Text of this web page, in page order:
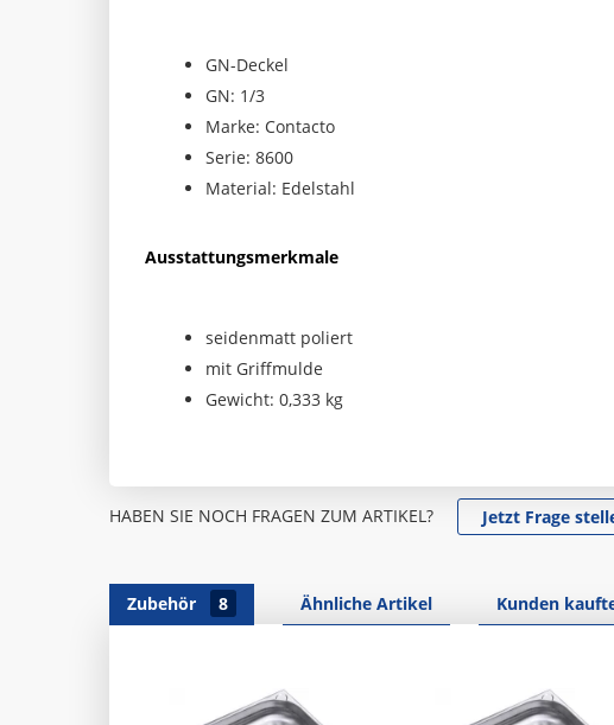
GN-Deckel
GN: 1/3
Marke: Contacto
Serie: 8600
Material: Edelstahl
Ausstattungsmerkmale
seidenmatt poliert
mit Griffmulde
Gewicht: 0,333 kg
HABEN SIE NOCH FRAGEN ZUM ARTIKEL? Jetzt Frage
Zubehör 8 Ähnliche Artikel Kunden